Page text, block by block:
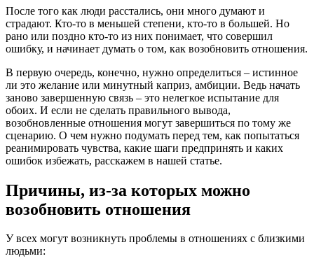
После того как люди расстались, они много думают и
страдают. Кто-то в меньшей степени, кто-то в большей. Но
рано или поздно кто-то из них понимает, что совершил
ошибку, и начинает думать о том, как возобновить отношения.
В первую очередь, конечно, нужно определиться – истинное
ли это желание или минутный каприз, амбиции. Ведь начать
заново завершенную связь – это нелегкое испытание для
обоих. И если не сделать правильного вывода,
возобновленные отношения могут завершиться по тому же
сценарию. О чем нужно подумать перед тем, как попытаться
реанимировать чувства, какие шаги предпринять и каких
ошибок избежать, расскажем в нашей статье.
Причины, из-за которых можно
возобновить отношения
У всех могут возникнуть проблемы в отношениях с близкими
людьми: